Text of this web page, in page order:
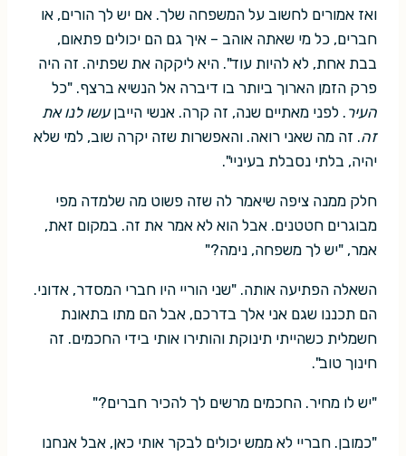
ואז אמורים לחשוב על המשפחה שלך. אם יש לך הורים, או
חברים, כל מי שאתה אוהב – איך גם הם יכולים פתאום,
בבת אחת, לא להיות עוד". היא ליקקה את שפתיה. זה היה
פרק הזמן הארוך ביותר בו דיברה אל הנשיא ברצף. "כל
העיר . לפני מאתיים שנה, זה קרה. אנשי הייבןעשו לנו את
זה. זה מה שאני רואה. והאפשרות שזה יקרה שוב, למי שלא
יהיה, בלתי נסבלת בעיניי".
חלק ממנה ציפה שיאמר לה שזה פשוט מה שלמדה מפי
מבוגרים חטטנים. אבל הוא לא אמר את זה. במקום זאת,
אמר, "יש לך משפחה, נימה?"
השאלה הפתיעה אותה. "שני הוריי היו חברי המסדר, אדוני.
הם תכננו שגם אני אלך בדרכם, אבל הם מתו בתאונת
חשמלית כשהייתי תינוקת והותירו אותי בידי החכמים. זה
חינוך טוב".
"יש לו מחיר. החכמים מרשים לך להכיר חברים?"
"כמובן. חבריי לא ממש יכולים לבקר אותי כאן, אבל אנחנו